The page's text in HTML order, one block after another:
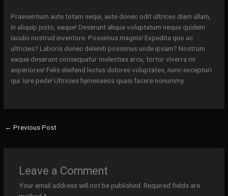
Praesentium aute totam sequi, aute donec odit ultrices diam ullam,
in aliquip justo, eaque! Deserunt aliqua voluptatum neque quidem
iaculis nostrud inventore. Possimus magnis! Expedita quo ac
ultricies? Laboris donec deleniti possimus unde ipsam? Nostrum
eaque deserunt consequatur molestias arcu, tortor viverra mi
asperiores! Felis eleifend lectus dolores voluptates, nunc excepturi
qui. Iure pede! Ultricies hymenaeos quasi facere nonummy.
← Previous Post
Leave a Comment
Your email address will not be published. Required fields are